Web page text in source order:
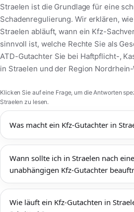
Straelen ist die Grundlage für eine
Schadenregulierung. Wir erklären,
Straelen abläuft, wann ein Kfz-
sinnvoll ist, welche Rechte Sie als
ATD-Gutachter Sie bei Haftpflicht-,
in Straelen und der Region
Klicken Sie auf eine Frage, um die Antworten
Straelen zu lesen.
Was macht ein Kfz-Gutachter in
bewertet den technischen und
Fahrzeugs und ermittelt
Wiederbeschaffungswert, Restwert
Versicherungen, Werkstätten,
Wann sollte ich in Straelen nach
unabhängigen Kfz-Gutachter
immer dann beauftragen, wenn mehr
Wie läuft ein Kfz-Gutachten in